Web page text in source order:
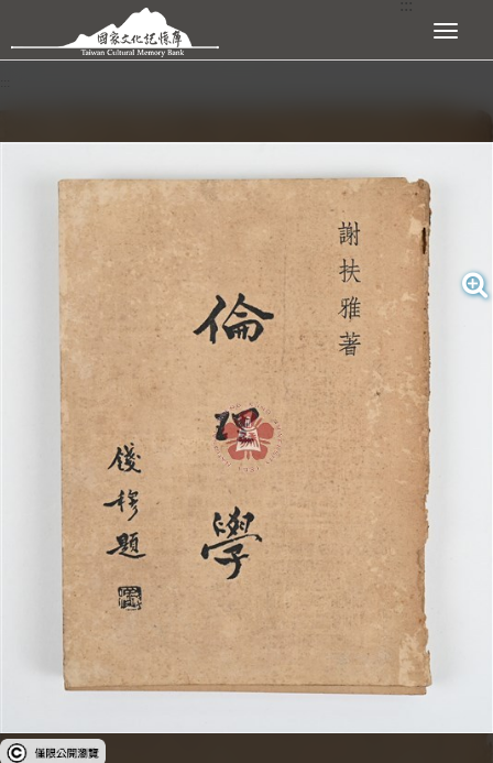
跳到主要內容區塊 展開選單
受著作權法保護-僅限於本平台有限度公開瀏覽